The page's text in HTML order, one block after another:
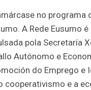
no programa
A Rede Eusumo
pola Secretaría
Autónomo e
do Emprego e
cooperativismo e a